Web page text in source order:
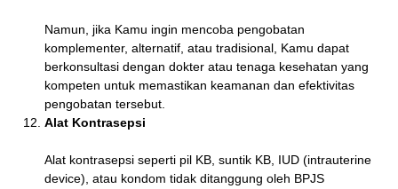
Namun, jika Kamu ingin mencoba pengobatan
komplementer, alternatif, atau tradisional, Kamu dapat
berkonsultasi dengan dokter atau tenaga kesehatan yang
kompeten untuk memastikan keamanan dan efektivitas
pengobatan tersebut.
Alat Kontrasepsi
Alat kontrasepsi seperti pil KB, suntik KB, IUD (intrauterine
device), atau kondom tidak ditanggung oleh BPJS